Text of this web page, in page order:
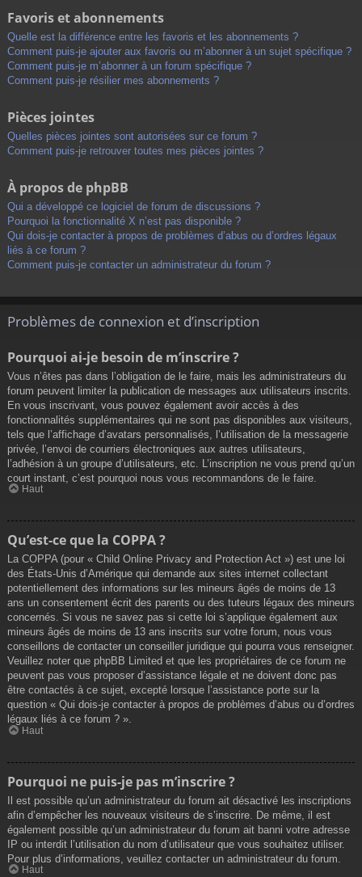
Favoris et abonnements
Quelle est la différence entre les favoris et les abonnements ?
Comment puis-je ajouter aux favoris ou m’abonner à un sujet spécifique ?
Comment puis-je m’abonner à un forum spécifique ?
Comment puis-je résilier mes abonnements ?
Pièces jointes
Quelles pièces jointes sont autorisées sur ce forum ?
Comment puis-je retrouver toutes mes pièces jointes ?
À propos de phpBB
Qui a développé ce logiciel de forum de discussions ?
Pourquoi la fonctionnalité X n’est pas disponible ?
Qui dois-je contacter à propos de problèmes d’abus ou d’ordres légaux
liés à ce forum ?
Comment puis-je contacter un administrateur du forum ?
Problèmes de connexion et d’inscription
Pourquoi ai-je besoin de m’inscrire ?
Vous n’êtes pas dans l’obligation de le faire, mais les administrateurs du
forum peuvent limiter la publication de messages aux utilisateurs inscrits.
En vous inscrivant, vous pouvez également avoir accès à des
fonctionnalités supplémentaires qui ne sont pas disponibles aux visiteurs,
tels que l’affichage d’avatars personnalisés, l’utilisation de la messagerie
privée, l’envoi de courriers électroniques aux autres utilisateurs,
l’adhésion à un groupe d’utilisateurs, etc. L’inscription ne vous prend qu’un
court instant, c’est pourquoi nous vous recommandons de le faire.
Haut
Qu’est-ce que la COPPA ?
La COPPA (pour « Child Online Privacy and Protection Act ») est une loi
des États-Unis d’Amérique qui demande aux sites internet collectant
potentiellement des informations sur les mineurs âgés de moins de 13
ans un consentement écrit des parents ou des tuteurs légaux des mineurs
concernés. Si vous ne savez pas si cette loi s’applique également aux
mineurs âgés de moins de 13 ans inscrits sur votre forum, nous vous
conseillons de contacter un conseiller juridique qui pourra vous renseigner.
Veuillez noter que phpBB Limited et que les propriétaires de ce forum ne
peuvent pas vous proposer d’assistance légale et ne doivent donc pas
être contactés à ce sujet, excepté lorsque l’assistance porte sur la
question « Qui dois-je contacter à propos de problèmes d’abus ou d’ordres
légaux liés à ce forum ? ».
Haut
Pourquoi ne puis-je pas m’inscrire ?
Il est possible qu’un administrateur du forum ait désactivé les inscriptions
afin d’empêcher les nouveaux visiteurs de s’inscrire. De même, il est
également possible qu’un administrateur du forum ait banni votre adresse
IP ou interdit l’utilisation du nom d’utilisateur que vous souhaitez utiliser.
Pour plus d’informations, veuillez contacter un administrateur du forum.
Haut